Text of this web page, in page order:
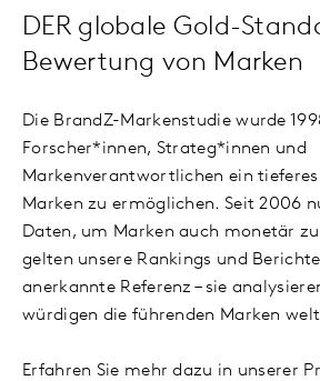
DER globale Gold-
Bewertung von Marken
Die BrandZ-Markenstudie wurde
Forscher*innen, Strateg*innen und
Markenverantwortlichen ein
Marken zu ermöglichen. Seit 2006
Daten, um Marken auch monetär
gelten unsere Rankings und
anerkannte Referenz – sie
würdigen die führenden Marken
Erfahren Sie mehr dazu in unserer